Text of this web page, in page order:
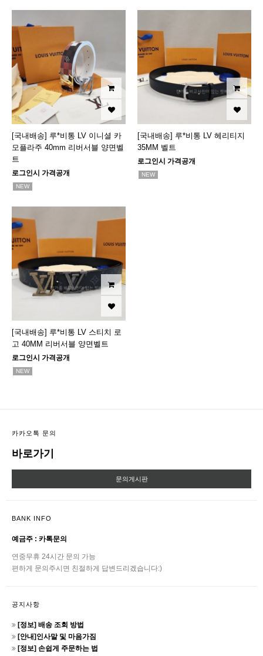
[국내배송] 루*비통 LV 이니셜 카
모플라주 40mm 리버서블 양면벨
트
로그인시 가격공개
NEW
[국내배송] 루*비통 LV 헤리티지
35MM 벨트
로그인시 가격공개
NEW
[국내배송] 루*비통 LV 스티치 로
고 40MM 리버서블 양면벨트
로그인시 가격공개
NEW
카카오톡 문의
바로가기
문의게시판
BANK INFO
예금주 : 카톡문의
연중무휴 24시간 문의 가능
편하게 문의주시면 친절하게 답변드리겠습니다:)
공지사항
[정보] 배송 조회 방법
[안내]인사말 및 마음가짐
[정보] 손쉽게 주문하는 법